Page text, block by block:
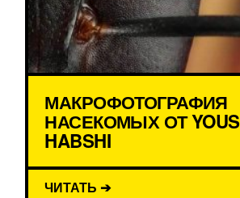
МАКРОФОТОГРАФИЯ
НАСЕКОМЫХ ОТ
HABSHI
ЧИТАТЬ ➔